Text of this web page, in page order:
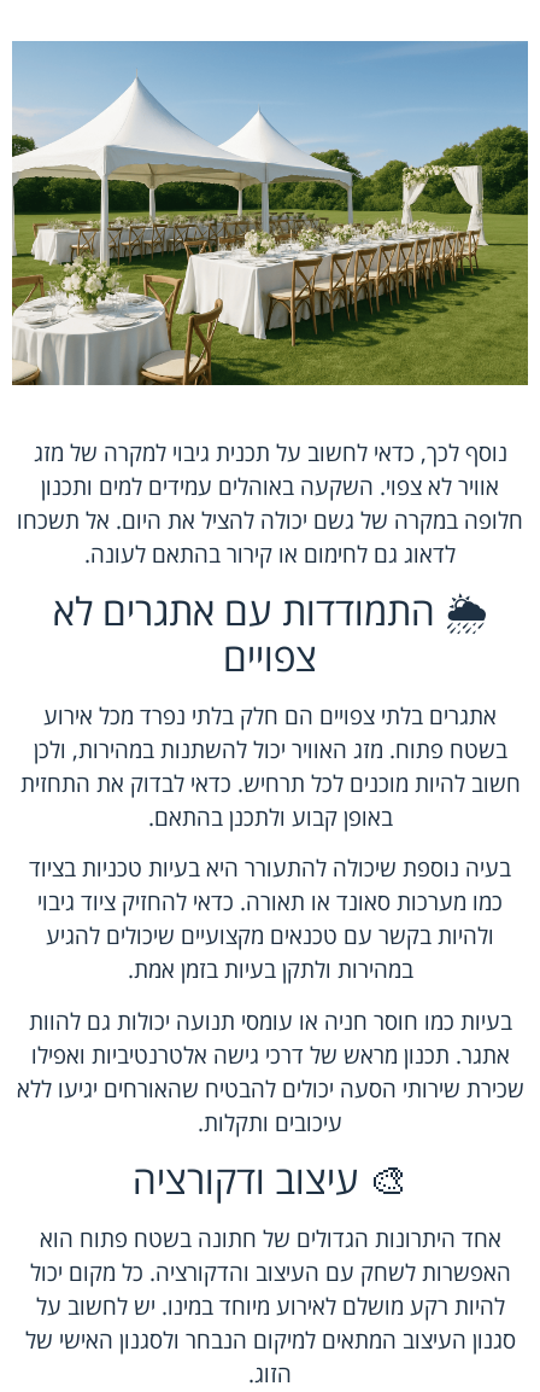
נוסף לכך, כדאי לחשוב על תכנית גיבוי למקרה של מזג
אוויר לא צפוי. השקעה באוהלים עמידים למים ותכנון
חלופה במקרה של גשם יכולה להציל את היום. אל תשכחו
לדאוג גם לחימום או קירור בהתאם לעונה.
🌦️ התמודדות עם אתגרים לא
צפויים
אתגרים בלתי צפויים הם חלק בלתי נפרד מכל אירוע
בשטח פתוח. מזג האוויר יכול להשתנות במהירות, ולכן
חשוב להיות מוכנים לכל תרחיש. כדאי לבדוק את התחזית
באופן קבוע ולתכנן בהתאם.
בעיה נוספת שיכולה להתעורר היא בעיות טכניות בציוד
כמו מערכות סאונד או תאורה. כדאי להחזיק ציוד גיבוי
ולהיות בקשר עם טכנאים מקצועיים שיכולים להגיע
במהירות ולתקן בעיות בזמן אמת.
בעיות כמו חוסר חניה או עומסי תנועה יכולות גם להוות
אתגר. תכנון מראש של דרכי גישה אלטרנטיביות ואפילו
שכירת שירותי הסעה יכולים להבטיח שהאורחים יגיעו ללא
עיכובים ותקלות.
🎨 עיצוב ודקורציה
אחד היתרונות הגדולים של חתונה בשטח פתוח הוא
האפשרות לשחק עם העיצוב והדקורציה. כל מקום יכול
להיות רקע מושלם לאירוע מיוחד במינו. יש לחשוב על
סגנון העיצוב המתאים למיקום הנבחר ולסגנון האישי של
הזוג.